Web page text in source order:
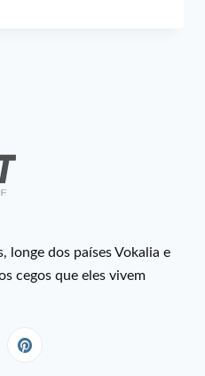
longe dos países Vokalia e
cegos que eles vivem